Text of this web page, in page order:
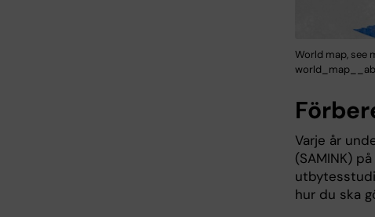
World map, see
Varje år
(SAMINK)
hur du ska